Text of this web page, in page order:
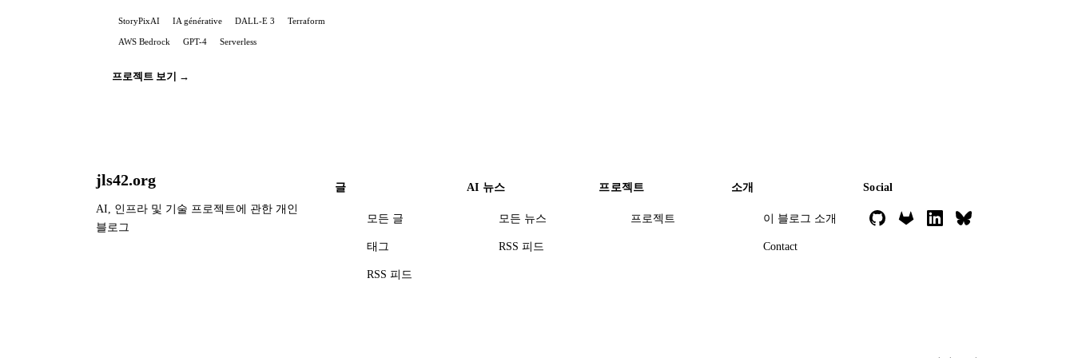
StoryPixAI IA générative DALL-E 3 Terraform
AWS Bedrock GPT-4 Serverless
프로젝트 보기 →
jls42.org
AI, 인프라 및 기술 프로젝트에 관한 개인
블로그
글
모든 글
태그
RSS 피드
AI 뉴스
모든 뉴스
RSS 피드
프로젝트
프로젝트
소개
이 블로그 소개
Contact
Social